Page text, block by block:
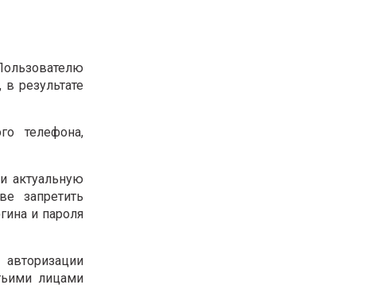
результате
телефона,
актуальную
запретить
и пароля
лицами